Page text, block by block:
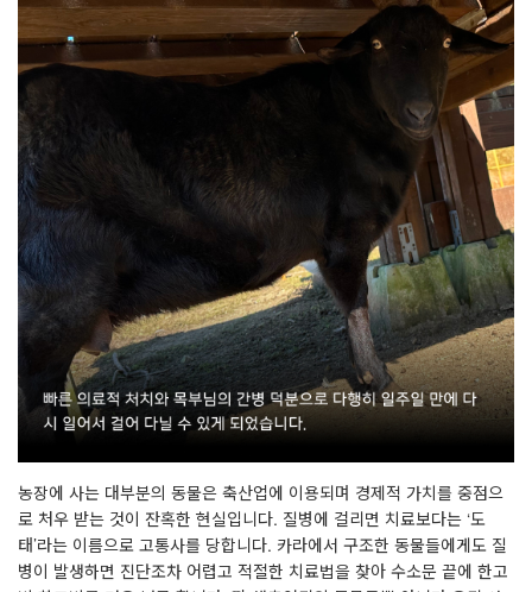
농장에 사는 대부분의 동물은 축산업에 이용되며 경제적 가치를 중점으
로 처우 받는 것이 잔혹한 현실입니다. 질병에 걸리면 치료보다는 ‘도
태’라는 이름으로 고통사를 당합니다. 카라에서 구조한 동물들에게도 질
병이 발생하면 진단조차 어렵고 적절한 치료법을 찾아 수소문 끝에 한고